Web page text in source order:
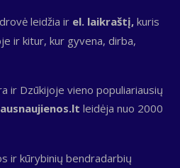
leidžia ir el. laikraštį, kuris
ir kitur, kur gyvena, dirba,
ir Dzūkijoje vieno populiariausių
leidėja nuo 2000
ir kūrybinių bendradarbių